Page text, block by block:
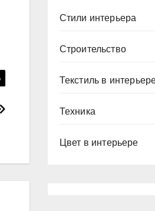
Стили интерьера
Строительство
Текстиль в
Техника
Цвет в интерьере